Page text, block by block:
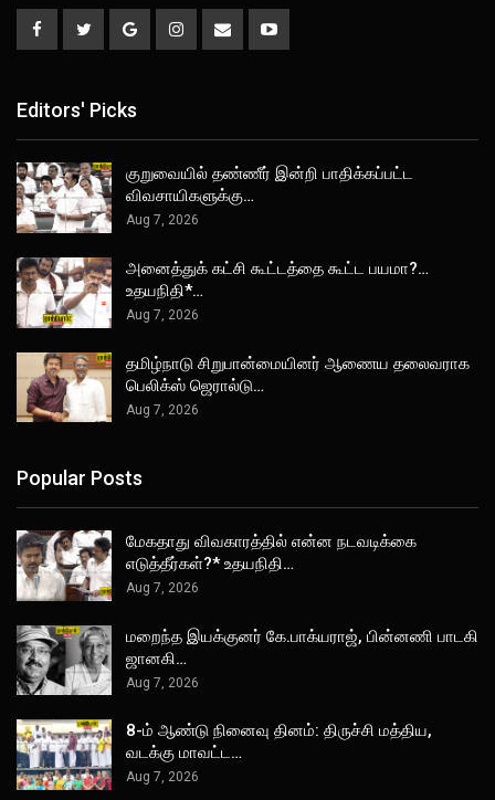
Editors' Picks
குறுவையில் தண்ணீர் இன்றி பாதிக்கப்பட்ட
விவசாயிகளுக்கு…
Aug 7, 2026
அனைத்துக் கட்சி கூட்டத்தை கூட்ட பயமா?…
உதயநிதி*…
Aug 7, 2026
தமிழ்நாடு சிறுபான்மையினர் ஆணைய தலைவராக
பெலிக்ஸ் ஜெரால்டு…
Aug 7, 2026
Popular Posts
மேகதாது விவகாரத்தில் என்ன நடவடிக்கை
எடுத்தீர்கள்?* உதயநிதி…
Aug 7, 2026
மறைந்த இயக்குனர் கே.பாக்யராஜ், பின்னணி பாடகி
ஜானகி…
Aug 7, 2026
8-ம் ஆண்டு நினைவு தினம்: திருச்சி மத்திய,
வடக்கு மாவட்ட…
Aug 7, 2026